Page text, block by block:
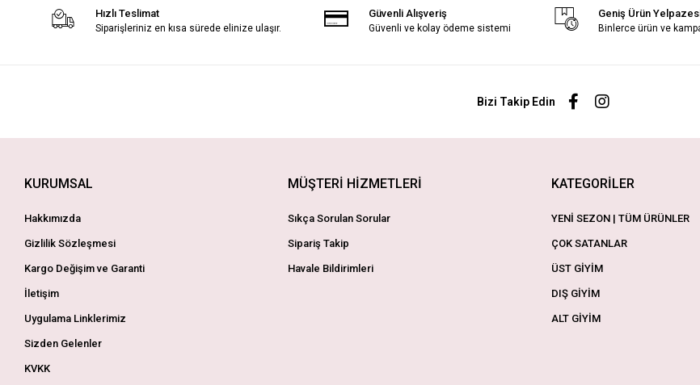
Hızlı Teslimat
Siparişleriniz en kısa sürede elinize ulaşır.
Güvenli Alışveriş
Güvenli ve kolay ödeme sistemi
Geniş Ürün
Binlerce ürün ve
Bizi Takip Edin
KURUMSAL
Hakkımızda
Gizlilik Sözleşmesi
Kargo Değişim ve Garanti
İletişim
Uygulama Linklerimiz
Sizden Gelenler
KVKK
MÜŞTERİ HİZMETLERİ
Sıkça Sorulan Sorular
Sipariş Takip
Havale Bildirimleri
KATEGORİLER
YENİ SEZON | TÜM ÜRÜNLER
ÇOK SATANLAR
ÜST GİYİM
DIŞ GİYİM
ALT GİYİM